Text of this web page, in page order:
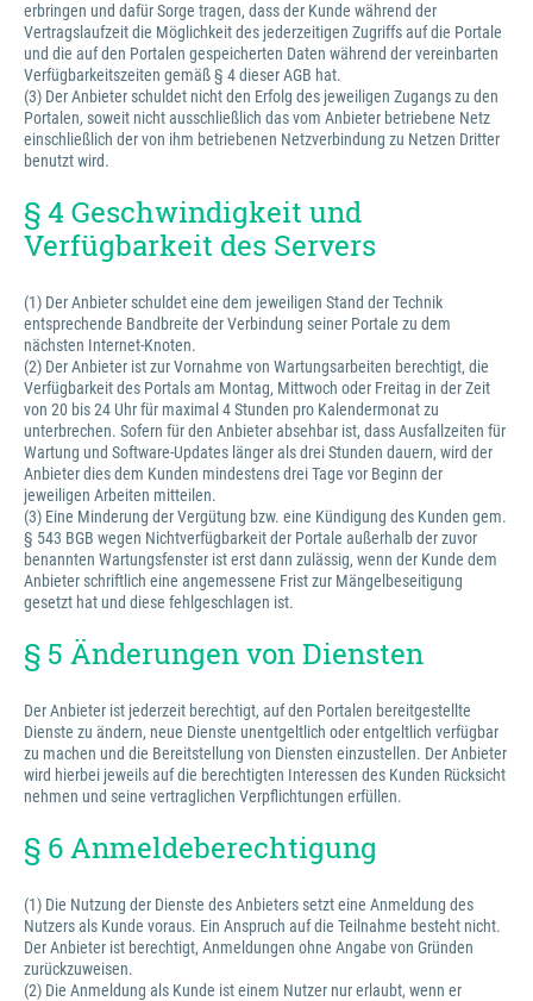
erbringen und dafür Sorge tragen, dass der Kunde während der
Vertragslaufzeit die Möglichkeit des jederzeitigen Zugriffs auf die Portale
und die auf den Portalen gespeicherten Daten während der vereinbarten
Verfügbarkeitszeiten gemäß § 4 dieser AGB hat.
(3) Der Anbieter schuldet nicht den Erfolg des jeweiligen Zugangs zu den
Portalen, soweit nicht ausschließlich das vom Anbieter betriebene Netz
einschließlich der von ihm betriebenen Netzverbindung zu Netzen Dritter
benutzt wird.
§ 4 Geschwindigkeit und
Verfügbarkeit des Servers
(1) Der Anbieter schuldet eine dem jeweiligen Stand der Technik
entsprechende Bandbreite der Verbindung seiner Portale zu dem
nächsten Internet-Knoten.
(2) Der Anbieter ist zur Vornahme von Wartungsarbeiten berechtigt, die
Verfügbarkeit des Portals am Montag, Mittwoch oder Freitag in der Zeit
von 20 bis 24 Uhr für maximal 4 Stunden pro Kalendermonat zu
unterbrechen. Sofern für den Anbieter absehbar ist, dass Ausfallzeiten für
Wartung und Software-Updates länger als drei Stunden dauern, wird der
Anbieter dies dem Kunden mindestens drei Tage vor Beginn der
jeweiligen Arbeiten mitteilen.
(3) Eine Minderung der Vergütung bzw. eine Kündigung des Kunden gem.
§ 543 BGB wegen Nichtverfügbarkeit der Portale außerhalb der zuvor
benannten Wartungsfenster ist erst dann zulässig, wenn der Kunde dem
Anbieter schriftlich eine angemessene Frist zur Mängelbeseitigung
gesetzt hat und diese fehlgeschlagen ist.
§ 5 Änderungen von Diensten
Der Anbieter ist jederzeit berechtigt, auf den Portalen bereitgestellte
Dienste zu ändern, neue Dienste unentgeltlich oder entgeltlich verfügbar
zu machen und die Bereitstellung von Diensten einzustellen. Der Anbieter
wird hierbei jeweils auf die berechtigten Interessen des Kunden Rücksicht
nehmen und seine vertraglichen Verpflichtungen erfüllen.
§ 6 Anmeldeberechtigung
(1) Die Nutzung der Dienste des Anbieters setzt eine Anmeldung des
Nutzers als Kunde voraus. Ein Anspruch auf die Teilnahme besteht nicht.
Der Anbieter ist berechtigt, Anmeldungen ohne Angabe von Gründen
zurückzuweisen.
(2) Die Anmeldung als Kunde ist einem Nutzer nur erlaubt, wenn er